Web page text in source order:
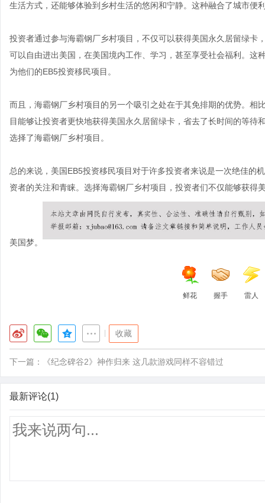
生活方式，还能够体验到乡村生活的悠闲和宁静。这种融合了城市便
投资者通过参与海霸钢厂乡村项目，不仅可以获得美国永久居留绿卡
可以自由进出美国，在美国境内工作、学习，甚至享受社会福利。这
为他们的EB5投资移民项目。
而且，海霸钢厂乡村项目的另一个吸引之处在于其免排期的优势。相
目能够让投资者更快地获得美国永久居留绿卡，省去了长时间的等
选择了海霸钢厂乡村项目。
总的来说，美国EB5投资移民项目对于许多投资者来说是一次绝佳的
资者的关注和青睐。选择海霸钢厂乡村项目，投资者们不仅能够获
美国梦。
鲜花 握手 雷人
收藏
下一篇： 《纪念碑谷2》神作归来 这几款游戏同样不容错过
最新评论(1)